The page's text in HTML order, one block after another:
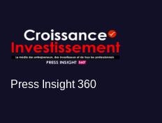
Press Insight 360